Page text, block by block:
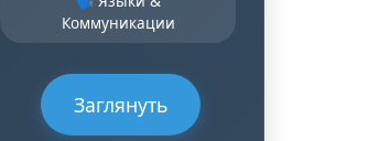
Коммуникации
Заглянуть